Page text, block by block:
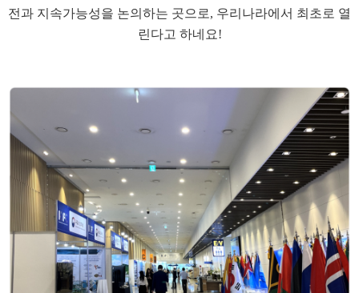
전과 지속가능성을 논의하는 곳으로, 우리나라에서 최초로 열
린다고 하네요!